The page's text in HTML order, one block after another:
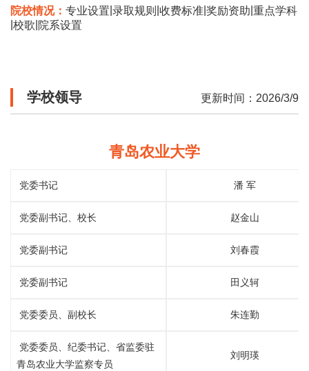
院校情况： 专业设置 录取规则 收费标准 奖励资助 重点学科
校歌 院系设置
学校领导 更新时间：2026/3/9
青岛农业大学
党委书记 潘 军
党委副书记、校长 赵金山
党委副书记 刘春霞
党委副书记 田义轲
党委委员、副校长 朱连勤
党委委员、纪委书记、省监委驻
青岛农业大学监察专员
刘明瑛